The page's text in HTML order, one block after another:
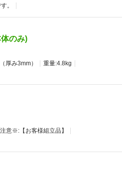
。
のみ)
厚み3mm）
重量:4.8kg
意※:【お客様組立品】